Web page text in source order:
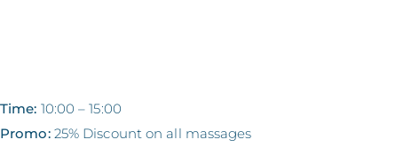
Time: 10:00 – 15:00
Promo:25% Discount on all massages